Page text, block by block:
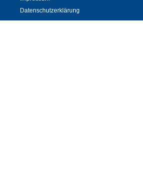
Datenschutzerklärung